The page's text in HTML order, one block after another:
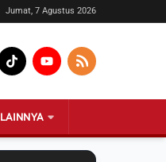
Jumat, 7 Agustus 2026
LAINNYA